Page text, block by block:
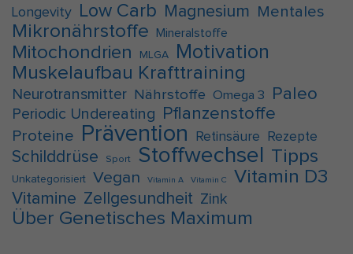
Longevity Low Carb Magnesium Mentales
Mikronährstoffe Mineralstoffe
Mitochondrien MLGA Motivation
Muskelaufbau Krafttraining
Neurotransmitter Nährstoffe Omega 3 Paleo
Periodic Undereating Pflanzenstoffe
Proteine Prävention Retinsäure Rezepte
Schilddrüse Sport Stoffwechsel Tipps
Unkategorisiert Vegan Vitamin A Vitamin C Vitamin D3
Vitamine Zellgesundheit Zink
Über Genetisches Maximum